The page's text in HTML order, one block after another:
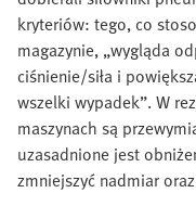
kryteriów: tego, co
magazynie, „wygląda
ciśnienie/siła i
wszelki wypadek”. W
maszynach są
uzasadnione jest
zmniejszyć nadmiar